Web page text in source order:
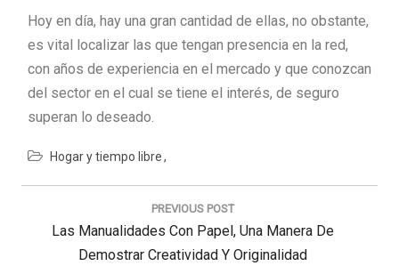
Hoy en día, hay una gran cantidad de ellas, no obstante,
es vital localizar las que tengan presencia en la red,
con años de experiencia en el mercado y que conozcan
del sector en el cual se tiene el interés, de seguro
superan lo deseado.
Hogar y tiempo libre
PREVIOUS POST
Previous
Post:
Las Manualidades Con Papel, Una Manera De
Demostrar Creatividad Y Originalidad